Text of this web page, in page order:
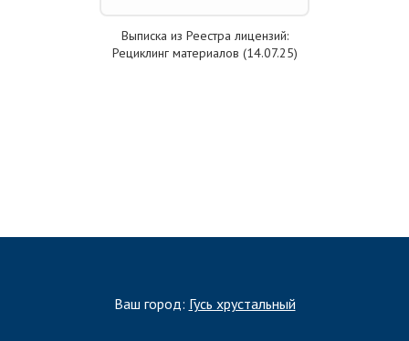
Выписка из Реестра лицензий:
Рециклинг материалов (14.07.25)
Ваш город: Гусь хрустальный